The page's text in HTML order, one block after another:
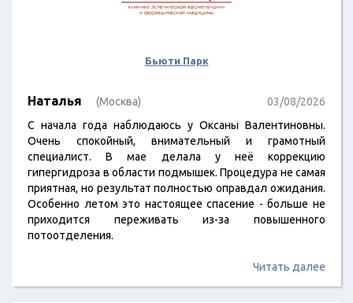
Бьюти Парк
Наталья (Москва)
03/08/2026
С начала года наблюдаюсь у Оксаны Валентиновны.
Очень спокойный, внимательный и грамотный
специалист. В мае делала у неё коррекцию
гипергидроза в области подмышек. Процедура не самая
приятная, но результат полностью оправдал ожидания.
Особенно летом это настоящее спасение - больше не
приходится переживать из-за повышенного
потоотделения.
Читать далее